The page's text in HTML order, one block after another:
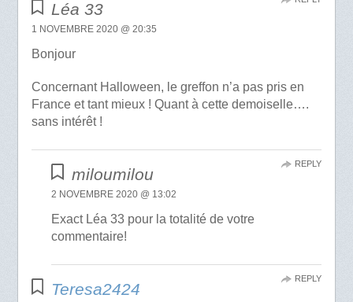
Léa 33
1 NOVEMBRE 2020 @ 20:35
Bonjour
Concernant Halloween, le greffon n’a pas pris en
France et tant mieux ! Quant à cette demoiselle….
sans intérêt !
miloumilou
2 NOVEMBRE 2020 @ 13:02
Exact Léa 33 pour la totalité de votre
commentaire!
REPLY
Teresa2424
REPLY